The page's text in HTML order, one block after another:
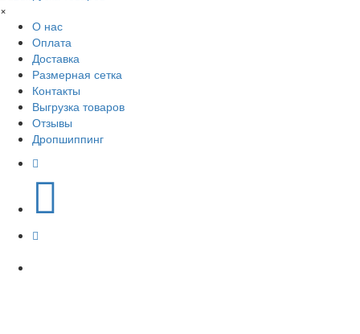
×
О нас
Оплата
Доставка
Размерная сетка
Контакты
Выгрузка товаров
Отзывы
Дропшиппинг